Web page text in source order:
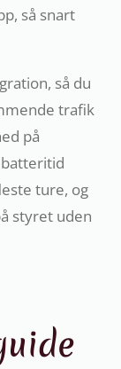
så snart
så du
trafik
på
ture, og
styret uden